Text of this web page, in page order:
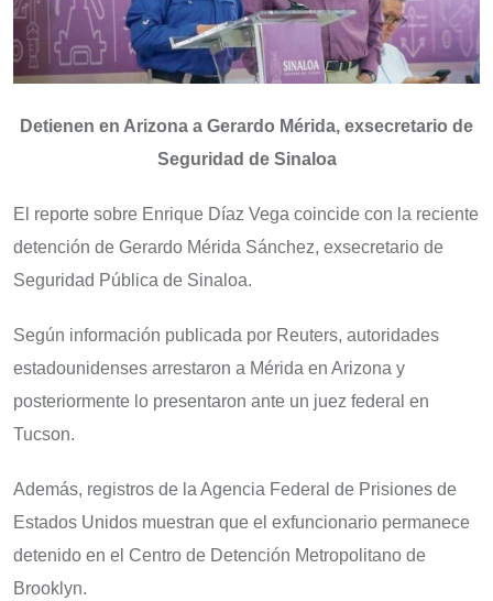
Detienen en Arizona a Gerardo Mérida, exsecretario de
Seguridad de Sinaloa
El reporte sobre Enrique Díaz Vega coincide con la reciente
detención de Gerardo Mérida Sánchez, exsecretario de
Seguridad Pública de Sinaloa.
Según información publicada por Reuters, autoridades
estadounidenses arrestaron a Mérida en Arizona y
posteriormente lo presentaron ante un juez federal en
Tucson.
Además, registros de la Agencia Federal de Prisiones de
Estados Unidos muestran que el exfuncionario permanece
detenido en el Centro de Detención Metropolitano de
Brooklyn.